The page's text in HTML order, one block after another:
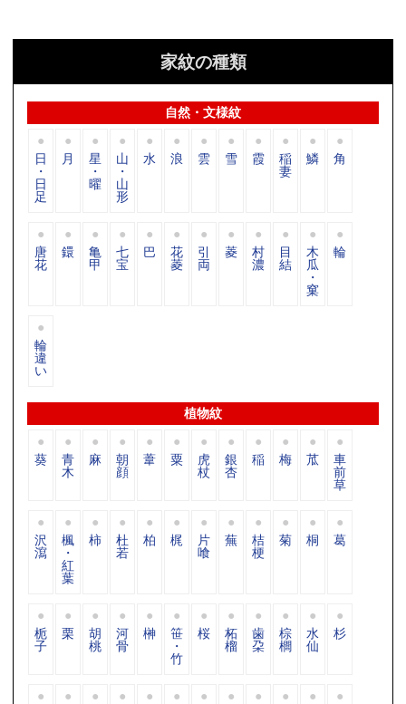
家紋の種類
自然・文様紋
日
・
日
足
月 星
・
曜
山
・
山
形
水 浪 雲 雪 霞 稲
妻
鱗 角
唐
花
鐶 亀
甲
七
宝
巴 花
菱
引
両
菱 村
濃
目
結
木
瓜
・
窠
輪
輪
違
い
植物紋
葵 青
木
麻 朝
顔
葦 粟 虎
杖
銀
杏
稲 梅 苽 車
前
草
沢
瀉
楓
・
紅
葉
柿 杜
若
柏 梶 片
喰
蕪 桔
梗
菊 桐 葛
栀
子
栗 胡
桃
河
骨
榊 笹
・
竹
桜 柘
榴
歯
朶
棕
櫚
水
仙
杉